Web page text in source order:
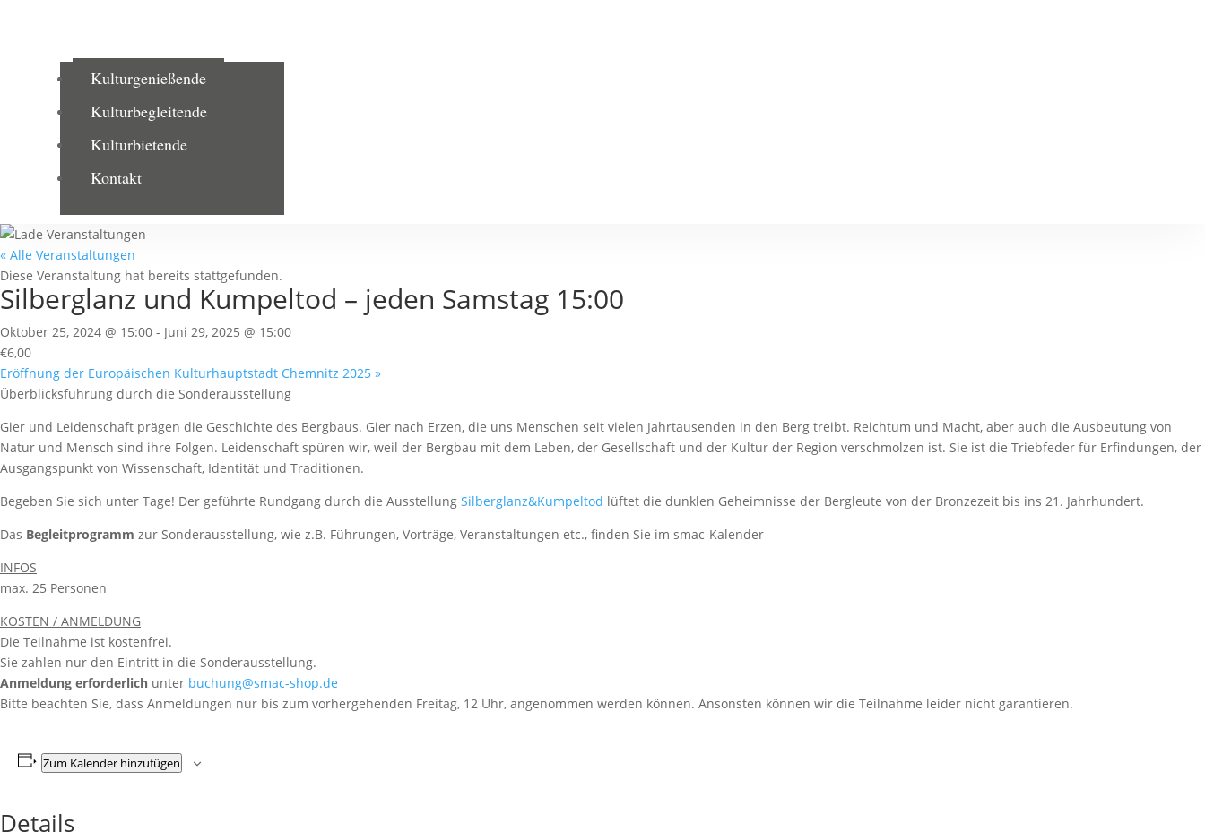
Kulturgenießende
Kulturbegleitende
Kulturbietende
Kontakt
« Alle Veranstaltungen
Diese Veranstaltung hat bereits stattgefunden.
Silberglanz und Kumpeltod – jeden Samstag 15:00
Oktober 25, 2024 @ 15:00 - Juni 29, 2025 @ 15:00
€6,00
Eröffnung der Europäischen Kulturhauptstadt Chemnitz 2025 »
Überblicksführung durch die Sonderausstellung
Gier und Leidenschaft prägen die Geschichte des Bergbaus. Gier nach Erzen, die uns Menschen seit vielen Jahrtausenden in den Berg treibt. Reichtum und Macht, aber auch die Ausbeutung von
Natur und Mensch sind ihre Folgen. Leidenschaft spüren wir, weil der Bergbau mit dem Leben, der Gesellschaft und der Kultur der Region verschmolzen ist. Sie ist die Triebfeder für Erfindungen, der
Ausgangspunkt von Wissenschaft, Identität und Traditionen.
Begeben Sie sich unter Tage! Der geführte Rundgang durch die Ausstellung Silberglanz&Kumpeltod lüftet die dunklen Geheimnisse der Bergleute von der Bronzezeit bis ins 21. Jahrhundert.
Das Begleitprogramm zur Sonderausstellung, wie z.B. Führungen, Vorträge, Veranstaltungen etc., finden Sie im smac-Kalender
INFOS
max. 25 Personen
KOSTEN / ANMELDUNG
Die Teilnahme ist kostenfrei.
Sie zahlen nur den Eintritt in die Sonderausstellung.
Anmeldung erforderlich unter buchung@smac-shop.de
Bitte beachten Sie, dass Anmeldungen nur bis zum vorhergehenden Freitag, 12 Uhr, angenommen werden können. Ansonsten können wir die Teilnahme leider nicht garantieren.
Zum Kalender hinzufügen
Details